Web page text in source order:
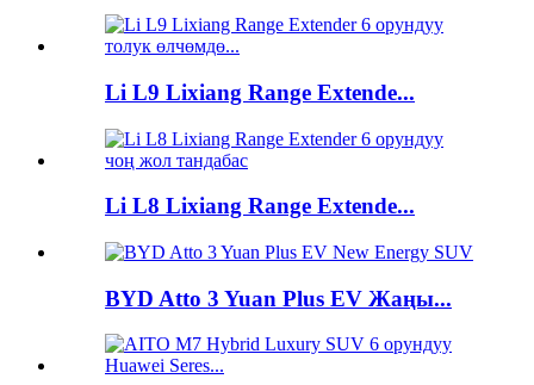
Li L9 Lixiang Range Extende...
Li L8 Lixiang Range Extende...
BYD Atto 3 Yuan Plus EV Жаңы...